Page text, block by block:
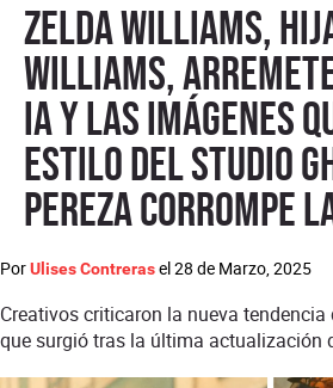
Zelda Williams,
Williams,
IA y las imágenes
estilo del Studio
pereza corrompe
PorUlises Contrerasel28 de Marzo, 2025
Creativos criticaron la nueva
que surgió tras la última actualización